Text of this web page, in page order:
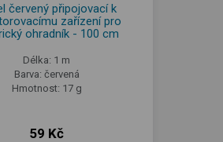
červený připojovací k
zařízení pro
ohradník - 100 cm
Délka: 1 m
Barva: červená
Hmotnost: 17 g
59 Kč